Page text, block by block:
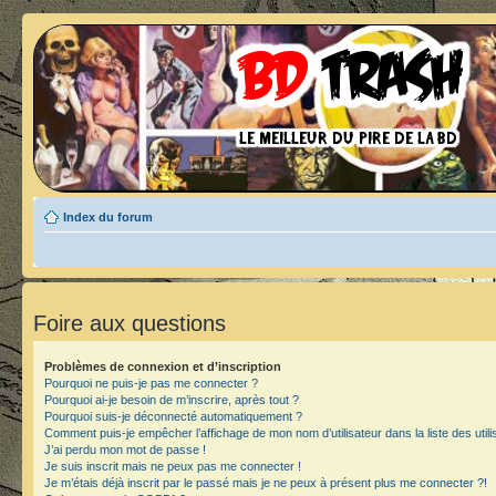
Index du forum
Foire aux questions
Problèmes de connexion et d’inscription
Pourquoi ne puis-je pas me connecter ?
Pourquoi ai-je besoin de m’inscrire, après tout ?
Pourquoi suis-je déconnecté automatiquement ?
Comment puis-je empêcher l’affichage de mon nom d’utilisateur dans la liste des
J’ai perdu mon mot de passe !
Je suis inscrit mais ne peux pas me connecter !
Je m’étais déjà inscrit par le passé mais je ne peux à présent plus me connecter ?!